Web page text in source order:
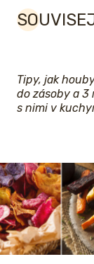
Tipy, jak
do zásoby a 3
s nimi v